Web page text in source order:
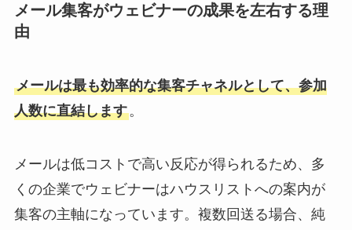
メール集客がウェビナーの成果を左右する理
由
メールは最も効率的な集客チャネルとして、参加
人数に直結します。
メールは低コストで高い反応が得られるため、多
くの企業でウェビナーはハウスリストへの案内が
集客の主軸になっています。複数回送る場合、純